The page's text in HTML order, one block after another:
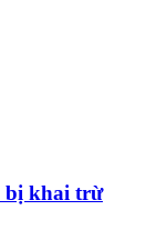
bị khai trừ